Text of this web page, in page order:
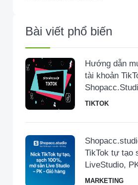
Bài viết phổ biến
Hướng dẫn
tài khoản
TIKTOK
TikTok tự tạo
LiveStudio,
MARKETING